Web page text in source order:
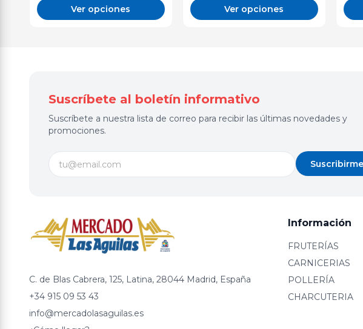
Ver opciones Ver opciones
Suscríbete al boletín informativo
Suscríbete a nuestra lista de correo para recibir las últimas novedades y
promociones.
Suscribirme
C. de Blas Cabrera, 125, Latina, 28044 Madrid, España
+34 915 09 53 43
info@mercadolasaguilas.es
Información
FRUTERÍAS
CARNICERIAS
POLLERÍA
CHARCUTERIA